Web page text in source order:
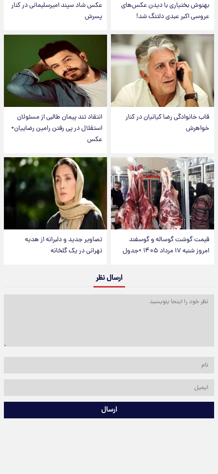
بهنوش بختیاری با دیدن عکس‌های
عروسی اکبر عبدی دلتنگ شد!
عکس شاد سپند امیرسلیمانی در کنار
پسرش
قاب خانوادگی رضا کیانیان در کنار
خواهرش
انتقاد تند پیمان طالبی از مسئولان
استقلال در پی رفتن رامین رضاییان+
عکس
قیمت گوشت گوساله و گوسفند
امروز شنبه ۱۷ مرداد ۱۴۰۵ +جدول
تصاویر جدید و دلبرانه از هدیه
تهرانی در یک گلخانه
ارسال نظر
ارسال